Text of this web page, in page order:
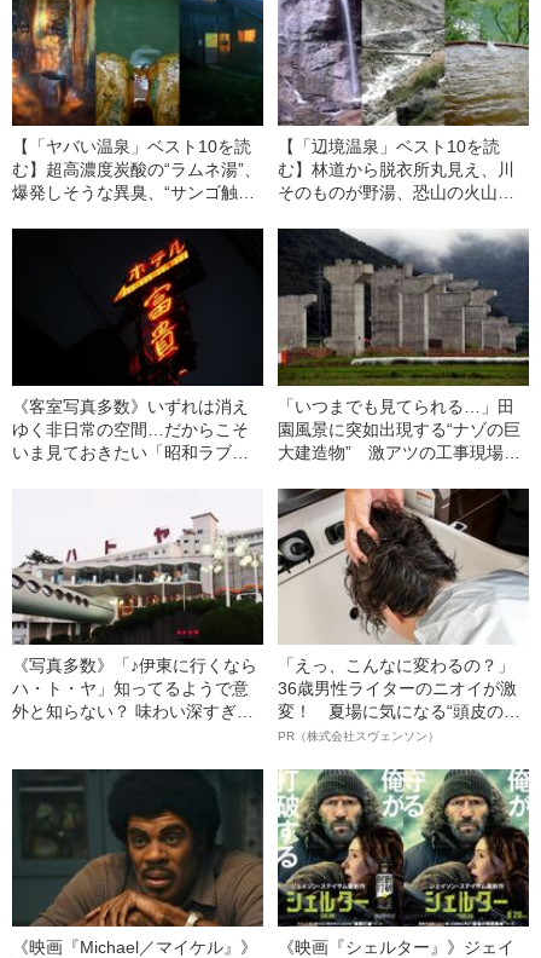
【「ヤバい温泉」ベスト10を読
む】超高濃度炭酸の“ラムネ湯”、
爆発しそうな異臭、“サンゴ触
【「辺境温泉」ベスト10を読
む】林道から脱衣所丸見え、川
そのものが野湯、恐山の火山地
泉」ベスト10
《客室写真多数》いずれは消え
ゆく非日常の空間…だからこそ
いま見ておきたい「昭和ラブ
「いつまでも見てられる…」田
園風景に突如出現する“ナゾの巨
大建造物” 激アツの工事現場に
《写真多数》「♪伊東に行くなら
ハ・ト・ヤ」知ってるようで意
外と知らない？ 味わい深すぎ
「えっ、こんなに変わるの？」
36歳男性ライターのニオイが激
変！ 夏場に気になる“頭皮のニ
オイ”や“ベタつき”を解消す
ト”が生み出した徹底ケアとは
PR（株式会社スヴェンソン）
《映画『Michael／マイケル』》
《映画『シェルター』》ジェイ